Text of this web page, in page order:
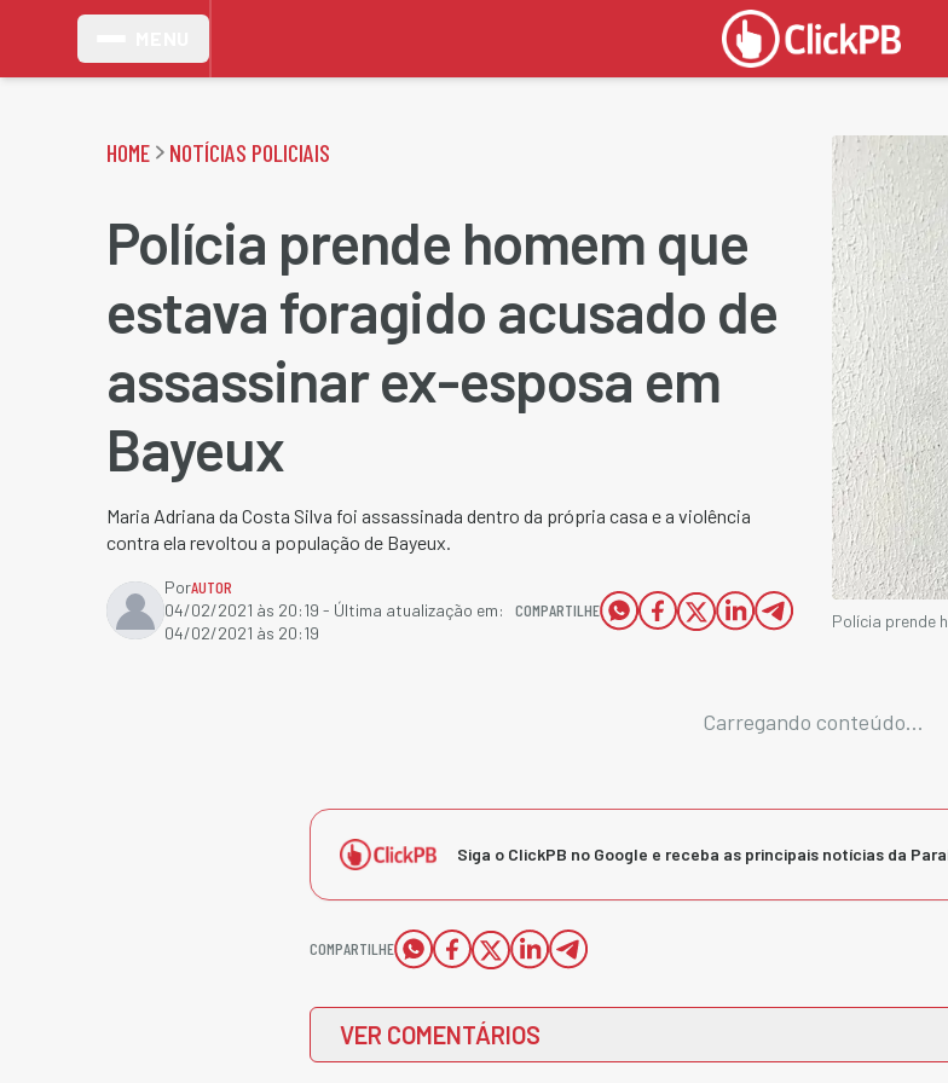
HOME NOTÍCIAS POLICIAIS
Polícia prende homem que
estava foragido acusado de
assassinar ex-esposa em
Bayeux
Maria Adriana da Costa Silva foi assassinada dentro da própria casa e a violência
contra ela revoltou a população de Bayeux.
PorAUTOR
04/02/2021 às 20:19 - Última atualização em:
04/02/2021 às 20:19
COMPARTILHE
Polícia prende
Carregando conteúdo...
Siga o ClickPB no Google e receba as principais notícias da
COMPARTILHE
VER COMENTÁRIOS